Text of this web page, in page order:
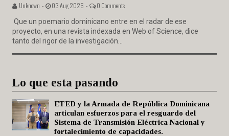
Unknown - 03 Aug 2026 - 0 Comments
Que un poemario dominicano entre en el radar de ese
proyecto, en una revista indexada en Web of Science, dice
tanto del rigor de la investigación...
Lo que esta pasando
ETED y la Armada de República Dominicana
articulan esfuerzos para el resguardo del
Sistema de Transmisión Eléctrica Nacional y
fortalecimiento de capacidades.